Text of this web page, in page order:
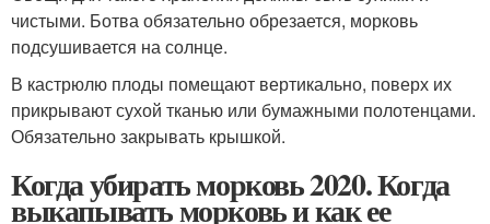
чистыми. Ботва обязательно обрезается, морковь
подсушивается на солнце.
В кастрюлю плоды помещают вертикально, поверх их
прикрывают сухой тканью или бумажными полотенцами.
Обязательно закрывать крышкой.
Когда убирать морковь 2020. Когда
выкапывать морковь и как ее